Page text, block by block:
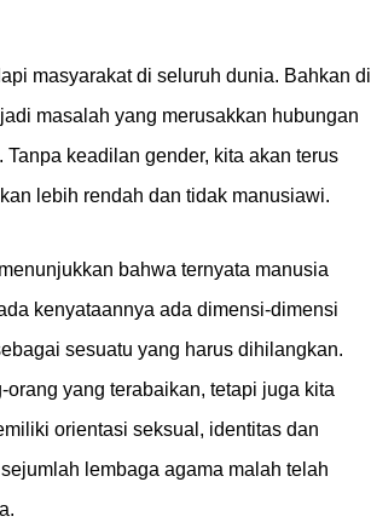
masyarakat di seluruh dunia. Bahkan di
masalah yang merusakkan hubungan
keadilan gender, kita akan terus
lebih rendah dan tidak manusiawi.
bahwa ternyata manusia
kenyataannya ada dimensi-dimensi
sesuatu yang harus dihilangkan.
yang terabaikan, tetapi juga kita
orientasi seksual, identitas dan
lembaga agama malah telah